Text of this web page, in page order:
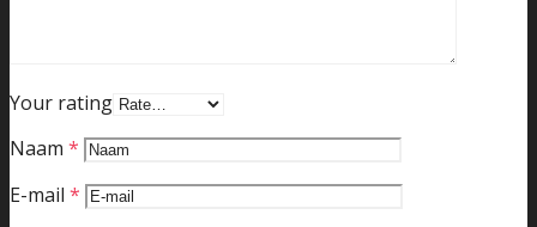
Your rating
Naam *
E-mail *